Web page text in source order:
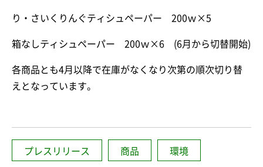
り・さいくりんぐティシュペーパー 200ｗ×5
箱なしティシュペーパー 200ｗ×6 (6月から切替開始)
各商品とも4月以降で在庫がなくなり次第の順次切り替
えとなっています。
プレスリリース 商品 環境